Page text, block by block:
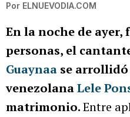
Por ELNUEVODIA.COM
En la noche de ayer,
personas, el
Guaynaa se
venezolanaLele
matrimonio.Entre